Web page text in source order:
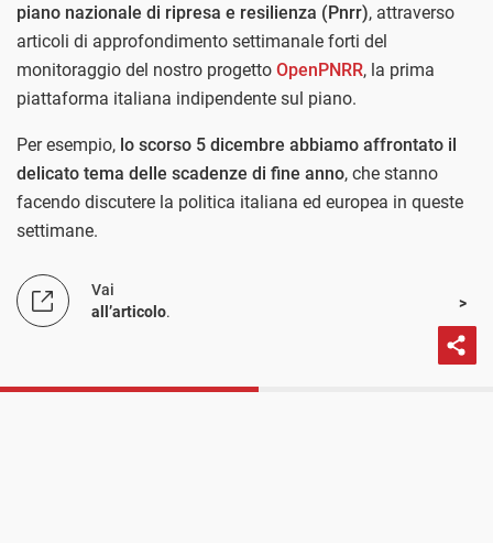
piano nazionale di ripresa e resilienza (Pnrr), attraverso
articoli di approfondimento settimanale forti del
monitoraggio del nostro progetto OpenPNRR, la prima
piattaforma italiana indipendente sul piano.
Per esempio, lo scorso 5 dicembre abbiamo affrontato il
delicato tema delle scadenze di fine anno, che stanno
facendo discutere la politica italiana ed europea in queste
settimane.
Vai
all’articolo.